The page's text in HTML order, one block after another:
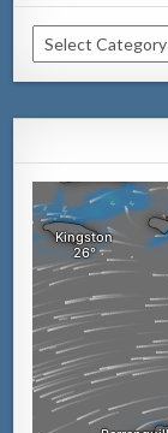
Categorianan